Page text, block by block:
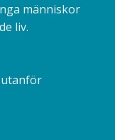
människor
liv.
utanför